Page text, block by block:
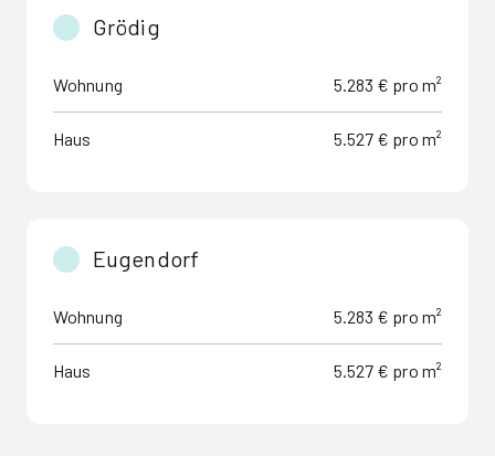
Grödig
Wohnung 5.283 € pro m²
Haus 5.527 € pro m²
Eugendorf
Wohnung 5.283 € pro m²
Haus 5.527 € pro m²